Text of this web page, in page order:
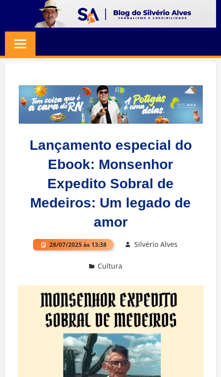
content
SILVERIO
ALVES
Jornalismo
Credibilidade
Lançamento especial do
Ebook: Monsenhor
Expedito Sobral de
Medeiros: Um legado de
amor
28/07/2025 às 13:38 Silvério Alves
Cultura